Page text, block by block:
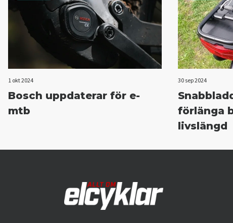
1 okt 2024
Bosch uppdaterar för e-
mtb
30 sep 2024
förlänga
livslängd